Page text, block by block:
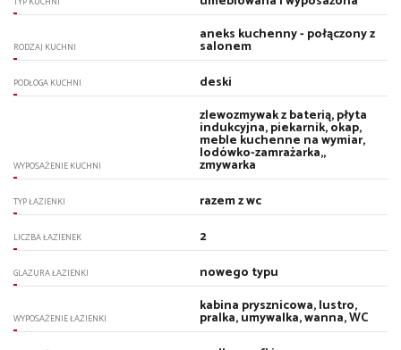
RODZAJ KUCHNI
aneks kuchenny - połączony z
salonem
PODŁOGA KUCHNI deski
WYPOSAŻENIE KUCHNI
zlewozmywak z baterią, płyta
indukcyjna, piekarnik, okap,
meble kuchenne na wymiar,
lodówko-zamrażarka,,
zmywarka
TYP ŁAZIENKI razem z wc
LICZBA ŁAZIENEK 2
GLAZURA ŁAZIENKI nowego typu
WYPOSAŻENIE ŁAZIENKI
kabina prysznicowa, lustro,
pralka, umywalka, wanna, WC